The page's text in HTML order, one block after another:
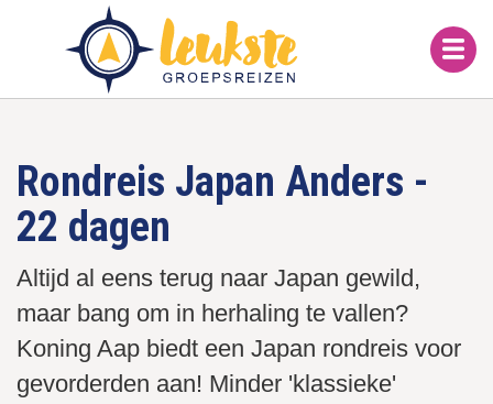
Overslaan
de
Rondreis Japan Anders -
22 dagen
Altijd al eens terug naar Japan gewild,
maar bang om in herhaling te vallen?
Koning Aap biedt een Japan rondreis voor
gevorderden aan! Minder 'klassieke'